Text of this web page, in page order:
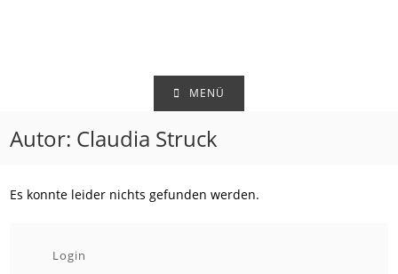
MENÜ
Autor: Claudia Struck
Es konnte leider nichts gefunden werden.
Login